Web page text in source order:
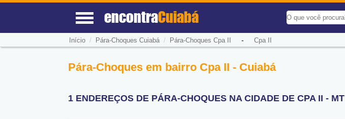
encontraCuiabá
Início / Pára-Choques Cuiabá/ Pára-Choques Cpa II - Cpa II
Pára-Choques em bairro Cpa II - Cuiabá
1 ENDEREÇOS DE PÁRA-CHOQUES NA CIDADE DE CPA II - MT